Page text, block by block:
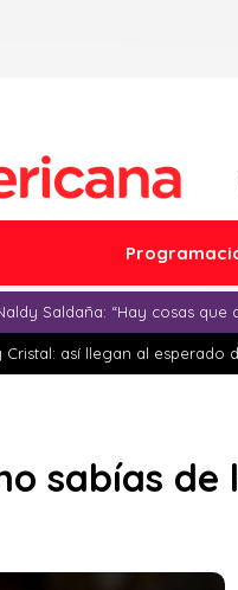
Saldaña: “Hay cosas que
Cristal: así llegan al esperado
sabías de